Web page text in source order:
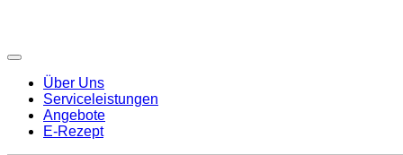
Über Uns
Serviceleistungen
Angebote
E-Rezept